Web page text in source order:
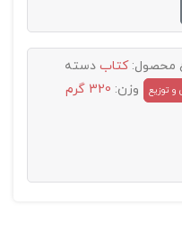
محصول:کتاب دسته
توزیع وزن: 320 گرم